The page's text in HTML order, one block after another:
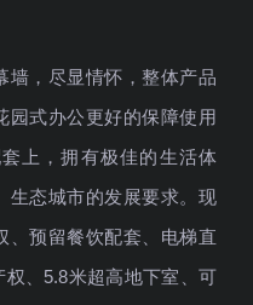
墙，尽显情怀，整体产品
园式办公更好的保障使用
上，拥有极佳的生活体
生态城市的发展要求。现
、预留餐饮配套、电梯直
、5.8米超高地下室、可